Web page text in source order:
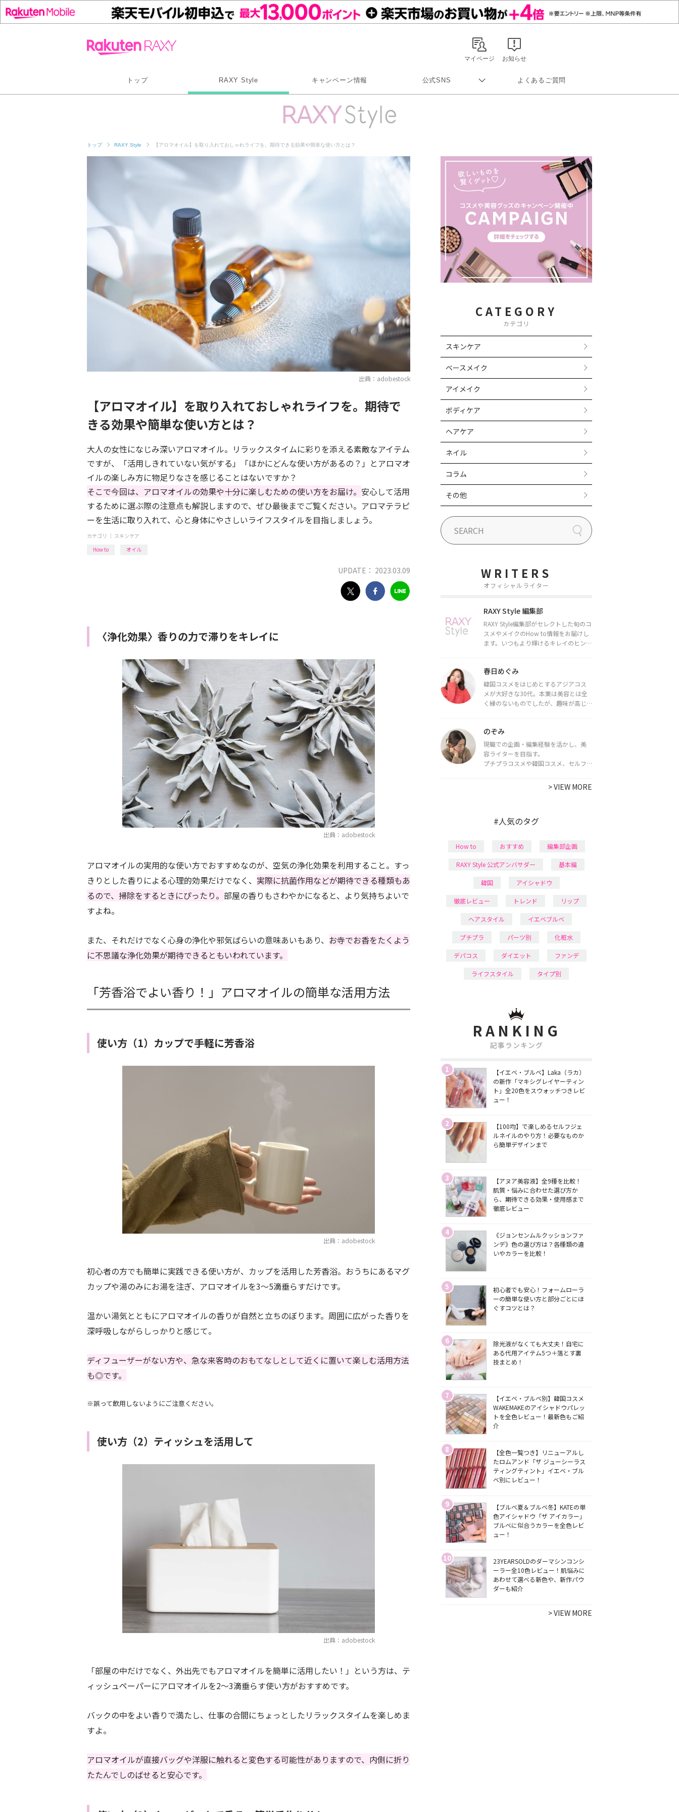
お知らせ
マイページ
トップ RAXY Style キャンペーン情報 公式SNS
Rakuten Link
よくあるご質問
トップ RAXY Style 【アロマオイル】を取り入れておしゃれライフを。期待できる効果や簡単な使い方とは？
出典：adobestock
【アロマオイル】を取り入れておしゃれライフを。期待で
きる効果や簡単な使い方とは？
大人の女性になじみ深いアロマオイル。リラックスタイムに彩りを添える素敵なアイテム
ですが、「活用しきれていない気がする」「ほかにどんな使い方があるの？」とアロマオ
イルの楽しみ方に物足りなさを感じることはないですか？
そこで今回は、アロマオイルの効果や十分に楽しむための使い方をお届け。 安心して活用
するために選ぶ際の注意点も解説しますので、ぜひ最後までご覧ください。アロマテラピ
ーを生活に取り入れて、心と身体にやさしいライフスタイルを目指しましょう。
カテゴリ ｜ スキンケア
How to
オイル
UPDATE： 2023.03.09
〈浄化効果〉香りの力で滞りをキレイに
出典：adobestock
アロマオイルの実用的な使い方でおすすめなのが、空気の浄化効果を利用すること。すっ
きりとした香りによる心理的効果だけでなく、 実際に抗菌作用などが期待できる種類もあ
るので、掃除をするときにぴったり。 部屋の香りもさわやかになると、より気持ちよいで
すよね。
また、それだけでなく心身の浄化や邪気ばらいの意味あいもあり、 お寺でお香をたくよう
に不思議な浄化効果が期待できるともいわれています。
「芳香浴でよい香り！」アロマオイルの簡単な活用方法
使い方（1）カップで手軽に芳香浴
出典：adobestock
初心者の方でも簡単に実践できる使い方が、カップを活用した芳香浴。おうちにあるマグ
カップや湯のみにお湯を注ぎ、アロマオイルを3〜5滴垂らすだけです。
温かい湯気とともにアロマオイルの香りが自然と立ちのぼります。周囲に広がった香りを
深呼吸しながらしっかりと感じて。
ディフューザーがない方や、急な来客時のおもてなしとして近くに置いて楽しむ活用方法
も◎です。
※誤って飲用しないようにご注意ください。
使い方（2）ティッシュを活用して
出典：adobestock
「部屋の中だけでなく、外出先でもアロマオイルを簡単に活用したい！」という方は、テ
ィッシュペーパーにアロマオイルを2〜3滴垂らす使い方がおすすめです。
バックの中をよい香りで満たし、仕事の合間にちょっとしたリラックスタイムを楽しめま
すよ。
アロマオイルが直接バッグや洋服に触れると変色する可能性がありますので、内側に折り
たたんでしのばせると安心です。
CATEGORY
カテゴリ
スキンケア
ベースメイク
アイメイク
ボディケア
ヘアケア
ネイル
コラム
その他
WRITERS
オフィシャルライター
RAXY Style 編集部
RAXY Style編集部がセレクトした旬のコ
スメやメイクのHow to情報をお届けし
ます。いつもより輝けるキレイのヒント
春日めぐみ
韓国コスメをはじめとするアジアコス
メが大好きな30代。本業は美容とは全
く縁のないものでしたが、趣味が高じ
ライターとして活動中。
都内で16タイプパーソナルカラー診
断・顔タイプ診断・骨格診断によるイ
メージコンサルティングも行っていま
のぞみ
現職での企画・編集経験を活かし、美
容ライターを目指す。
プチプラコスメや韓国コスメ、セルフ
で最新情報をチェック。家事や育児の合
間に取り入れられる時短美容テクも実
>VIEW MORE
#人気のタグ
How to おすすめ 編集部企画
RAXY Style 公式アンバサダー 基本編
韓国 アイシャドウ
徹底レビュー トレンド リップ
ヘアスタイル イエベブルベ
プチプラ パーツ別 化粧水
デパコス ダイエット ファンデ
ライフスタイル タイプ別
RANKING
記事ランキング
1
【イエベ・ブルベ】Laka（ラカ）
の新作「マキシグレイヤーティン
ト」全20色をスウォッチつきレビ
ュー！
2
【100均】で楽しめるセルフジェ
ルネイルのやり方！必要なものか
ら簡単デザインまで
3
【アヌア美容液】全9種を比較！
肌質・悩みに合わせた選び方か
ら、期待できる効果・使用感まで
徹底レビュー
4
《ジョンセンムルクッションファ
ンデ》色の選び方は？各種類の違
いやカラーを比較！
5
初心者でも安心！フォームローラ
ーの簡単な使い方と部分ごとにほ
ぐすコツとは？
6
除光液がなくても大丈夫！自宅に
ある代用アイテム5つ＋落とす裏
技まとめ！
7
【イエベ・ブルベ別】韓国コスメ
WAKEMAKEのアイシャドウパレッ
トを全色レビュー！最新色もご紹
介
8
【全色一覧つき】リニューアルし
たロムアンド「ザ ジューシーラス
ティングティント」イエベ・ブル
ベ別にレビュー！
9
【ブルベ夏＆ブルベ冬】KATEの単
色アイシャドウ「ザ アイカラー」
ブルベに似合うカラーを全色レビ
ュー！
10
23YEARSOLDのダーマシンコンシ
ーラー全10色レビュー！肌悩みに
あわせて選べる新色や、新作パウ
ダーも紹介
>VIEW MORE